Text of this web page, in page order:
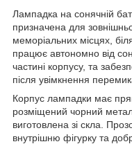
Лампадка на сонячній
призначена для
меморіальних місцях,
працює автономно від
частині корпусу, та
після увімкнення
Корпус лампадки має
розміщений чорний
виготовлена зі скла.
внутрішню фігурку та